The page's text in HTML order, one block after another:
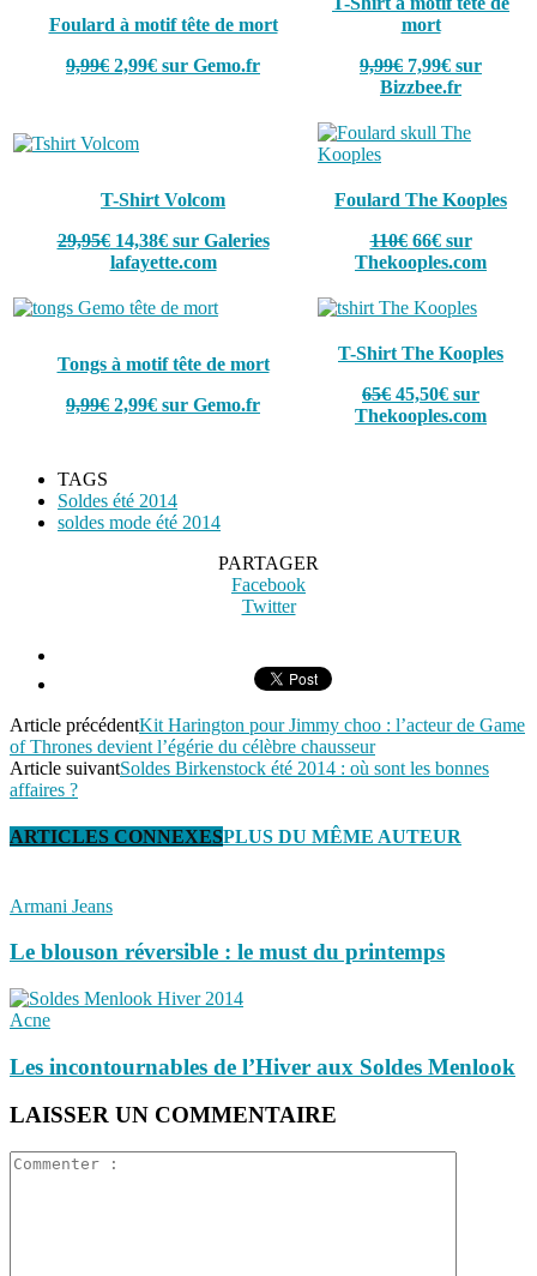
Foulard à motif tête de mort
9,99€ 2,99€ sur Gemo.fr
mort
9,99€ 7,99€ sur
Bizzbee.fr
T-Shirt Volcom
29,95€14,38€ sur Galeries
lafayette.com
Foulard The Kooples
110€66€ sur
Thekooples.com
Tongs à motif tête de mort
9,99€ 2,99€ sur Gemo.fr
T-Shirt The Kooples
65€ 45,50€ sur
Thekooples.com
TAGS
Soldes été 2014
soldes mode été 2014
PARTAGER
Facebook
Twitter
Article précédentKit Harington pour Jimmy choo : l’acteur de Game
of Thrones devient l’égérie du célèbre chausseur
Article suivantSoldes Birkenstock été 2014 : où sont les bonnes
affaires ?
ARTICLES CONNEXESPLUS DU MÊME AUTEUR
Armani Jeans
Le blouson réversible : le must du printemps
Acne
Les incontournables de l’Hiver aux Soldes Menlook
LAISSER UN COMMENTAIRE